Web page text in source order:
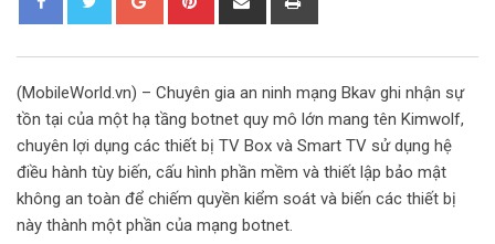
o
l
e
+
i
e
r
e
s
t
h
e
v
i
a
E
m
r
t
(MobileWorld.vn) – Chuyên gia an ninh mạng Bkav ghi nhận sự
tồn tại của một hạ tầng botnet quy mô lớn mang tên Kimwolf,
chuyên lợi dụng các thiết bị TV Box và Smart TV sử dụng hệ
điều hành tùy biến, cấu hình phần mềm và thiết lập bảo mật
không an toàn để chiếm quyền kiểm soát và biến các thiết bị
này thành một phần của mạng botnet.